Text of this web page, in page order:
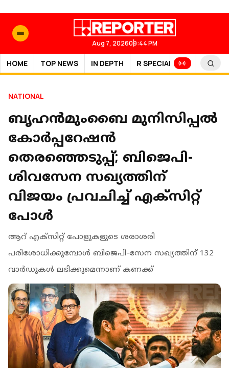
Aug 7, 202609:44 PM
HOME TOP NEWS IN DEPTH R SPECIAL SPORTS
NATIONAL
ബൃഹൻമുംബൈ മുനിസിപ്പൽ
കോർപ്പറേഷൻ
തെരഞ്ഞെടുപ്പ്; ബിജെപി-
ശിവസേന സഖ്യത്തിന്
വിജയം പ്രവചിച്ച് എക്സിറ്റ്
പോൾ
ആറ് എക്‌സിറ്റ് പോളുകളുടെ ശരാശരി
പരിശോധിക്കുമ്പോൾ ബിജെപി-സേന സഖ്യത്തിന് 132
വാർഡുകൾ ലഭിക്കുമെന്നാണ് കണക്ക്